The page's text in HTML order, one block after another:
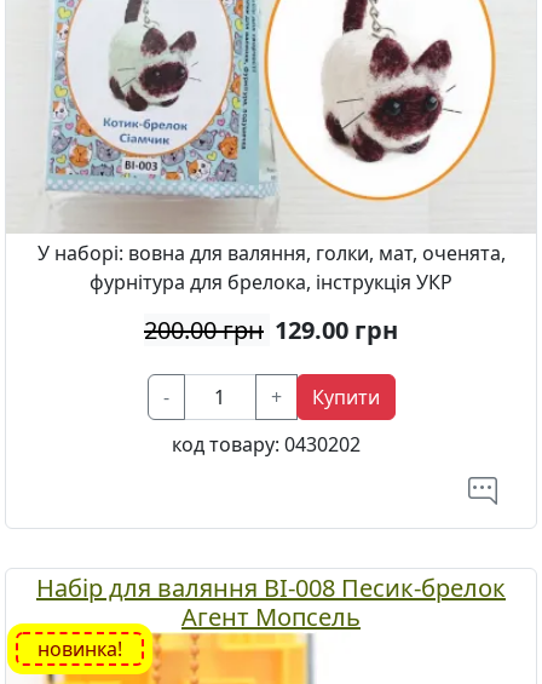
У наборі: вовна для валяння, голки, мат, оченята,
фурнітура для брелока, інструкція УКР
200.00 грн 129.00 грн
- +
Купити
код товару: 0430202
Набір для валяння ВІ-008 Песик-брелок
Агент Мопсель
новинка!